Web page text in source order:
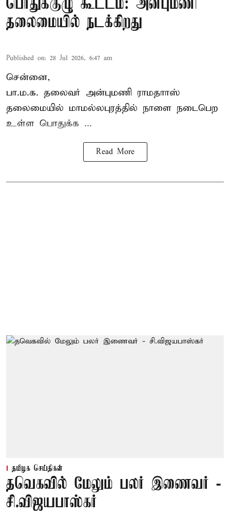
பொதுக்குழு கூட்டம்: அன்புமணி
தலைமையில் நடக்கிறது
Published on: 28 Jul 2026, 6:47 am
சென்னை,
பா.ம.க. தலைவர் அன்புமணி ராமதாாஸ்
தலைமையில் மாமல்லபுரத்தில் நாளை நடைபெற
உள்ள பொதுக்க ...
Read More
தமிழக செய்திகள்
தவெகவில் மேலும் பலர் இணைவர் -
சி.விஜயபாஸ்கர்